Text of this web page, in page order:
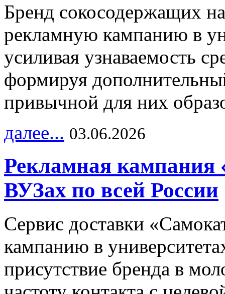
Бренд сокосодержащих
рекламную кампанию в
усиливая узнаваемость
формируя
привычной для них
далее... 03.06.2026
Рекламная кампания
ВУЗах по всей России
Сервис доставки
кампанию в
присутствие бренда в